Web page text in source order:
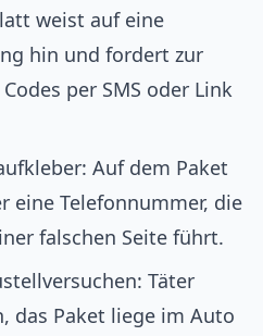
weist auf eine
hin und fordert zur
per SMS oder Link
Auf dem Paket
eine Telefonnummer, die
falschen Seite führt.
Täter
das Paket liege im Auto